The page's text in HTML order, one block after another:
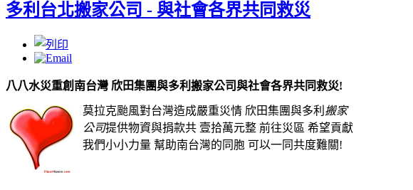
多利台北搬家公司 - 與社會各界共同救災
八八水災重創南台灣 欣田集團與多利搬家公司與社會各界共同救災!
莫拉克颱風對台灣造成嚴重災情 欣田集團與多利 搬家
公司提供物資與捐款共 壹拾萬元整 前往災區 希望貢獻
我們小小力量 幫助南台灣的同胞 可以一同共度難關!